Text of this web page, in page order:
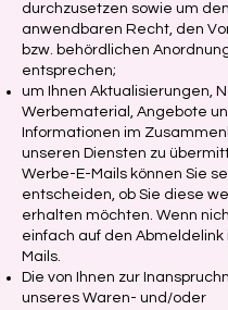
durchzusetzen sowie um
anwendbaren Recht, den
bzw. behördlichen
entsprechen;
um Ihnen Aktualisierungen,
Werbematerial, Angebote
Informationen im
unseren Diensten zu
Werbe-E-Mails können Sie
entscheiden, ob Sie diese
erhalten möchten. Wenn
einfach auf den Abmeldelink
Mails.
Die von Ihnen zur
unseres Waren- und/oder